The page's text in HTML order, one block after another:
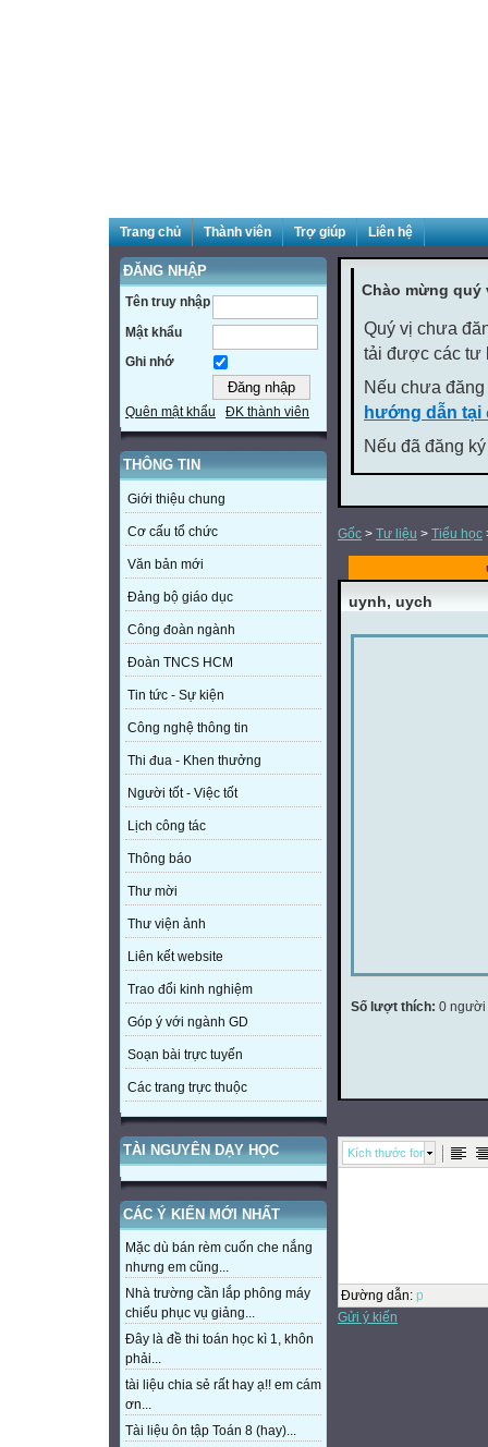
Trang chủ Thành viên Trợ giúp Liên hệ
ĐĂNG NHẬP
Tên truy nhập
Mật khẩu
Ghi nhớ
Quên mật khẩu ĐK thành viên
THÔNG TIN
Giới thiệu chung
Cơ cấu tổ chức
Văn bản mới
Đảng bộ giáo dục
Công đoàn ngành
Đoàn TNCS HCM
Tin tức - Sự kiện
Công nghệ thông tin
Thi đua - Khen thưởng
Người tốt - Việc tốt
Lịch công tác
Thông báo
Thư mời
Thư viện ảnh
Liên kết website
Trao đổi kinh nghiệm
Góp ý với ngành GD
Soạn bài trực tuyến
Các trang trực thuộc
TÀI NGUYÊN DẠY HỌC
CÁC Ý KIẾN MỚI NHẤT
Mặc dù bán rèm cuốn che nắng
nhưng em cũng...
Nhà trường cần lắp phông máy
chiếu phục vụ giảng...
Đây là đề thi toán học kì 1, khôn
phải...
tài liệu chia sẻ rất hay ạ!! em cám
ơn...
Tài liệu ôn tập Toán 8 (hay)...
Chào mừng
Quý vị chưa
tải được các tư
Nếu chưa
hướng dẫn tại
Nếu đã đăng
Gốc > Tư liệu > Tiểu học
uynh, uych
Số lượt thích: 0 người
Kích thước font
Đường dẫn: p
Gửi ý kiến